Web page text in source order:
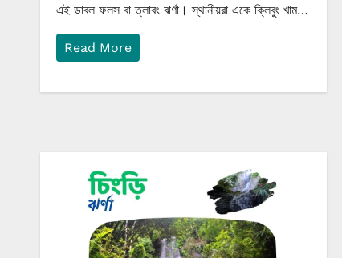
এই ডাবল ফলস বা ত্লাবং ঝর্ণা। স্থানীয়রা একে ক্লিবুং খাম…
Read More